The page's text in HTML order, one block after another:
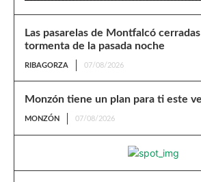
Las pasarelas de Montfalcó
tormenta de la pasada noche
RIBAGORZA 07/08/2026
Monzón tiene un plan para ti este
MONZÓN 07/08/2026